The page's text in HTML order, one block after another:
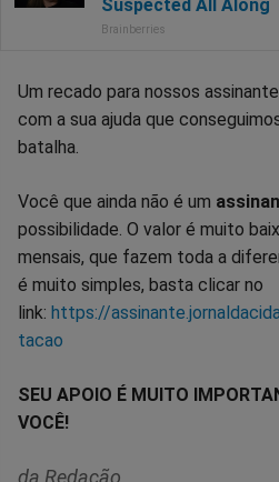
Um recado para nossos
com a sua ajuda que
batalha.
Você que ainda não é um
possibilidade. O valor é muito
mensais, que fazem toda a
é muito simples, basta clicar no
link: https://
tacao
SEU APOIO É MUITO
VOCÊ!
da Redação